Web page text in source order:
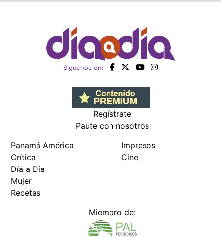
Siguenos en:
Regístrate
Paute con nosotros
Panamá América
Crítica
Día a Día
Mujer
Recetas
Impresos
Cine
Miembro de: